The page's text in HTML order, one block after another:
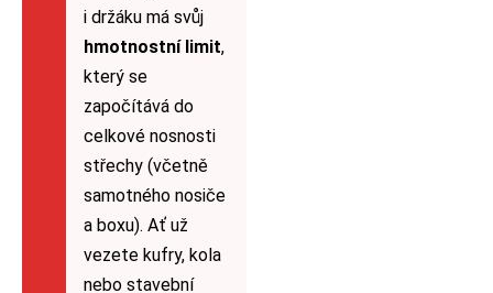
i držáku má svůj
hmotnostní limit,
který se
započítává do
celkové nosnosti
střechy (včetně
samotného nosiče
a boxu). Ať už
vezete kufry, kola
nebo stavební